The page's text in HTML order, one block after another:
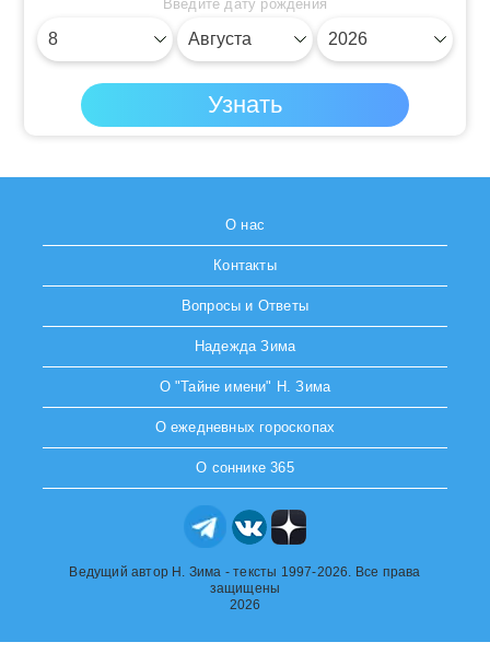
Введите дату рождения
О нас
Контакты
Вопросы и Ответы
Надежда Зима
О "Тайне имени" Н. Зима
О ежедневных гороскопах
О соннике 365
Ведущий автор Н. Зима - тексты 1997-2026. Все права
защищены
2026